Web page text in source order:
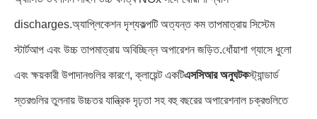
discharges.অ্যাপ্লিকেশন দৃশ্যকল্পটি অত্যন্ত কম তাপমাত্রায় সিস্টেম
স্টার্টআপ এবং উচ্চ তাপমাত্রায় অবিচ্ছিন্ন অপারেশন জড়িত.ধোঁয়াশা গ্যাসে ধুলো
এবং ক্ষয়কারী উপাদানগুলির কারণে, ক্লায়েন্ট একটিএসসিআর অনুঘটকস্ট্যান্ডার্ড
স্তরগুলির তুলনায় উচ্চতর যান্ত্রিক দৃঢ়তা সহ বহু বছরের অপারেশনাল চক্রগুলিতে